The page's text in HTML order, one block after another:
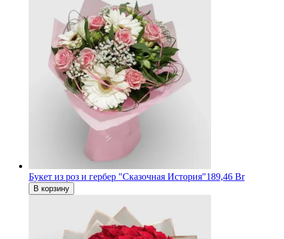
Букет из роз и гербер "Cказочная История"189,46 Br
В корзину